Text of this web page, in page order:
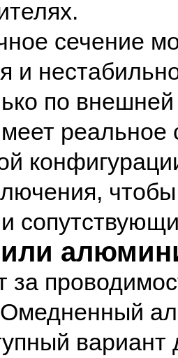
сечение
и
по
за
Омедненный
вариант